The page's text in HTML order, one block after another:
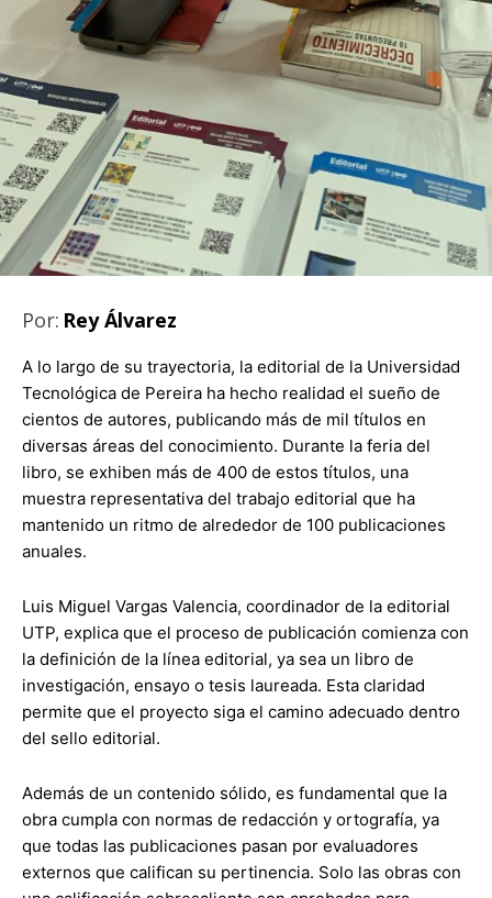
Por: Rey Álvarez
A lo largo de su trayectoria, la editorial de la Universidad
Tecnológica de Pereira ha hecho realidad el sueño de
cientos de autores, publicando más de mil títulos en
diversas áreas del conocimiento. Durante la feria del
libro, se exhiben más de 400 de estos títulos, una
muestra representativa del trabajo editorial que ha
mantenido un ritmo de alrededor de 100 publicaciones
anuales.
Luis Miguel Vargas Valencia, coordinador de la editorial
UTP, explica que el proceso de publicación comienza con
la definición de la línea editorial, ya sea un libro de
investigación, ensayo o tesis laureada. Esta claridad
permite que el proyecto siga el camino adecuado dentro
del sello editorial.
Además de un contenido sólido, es fundamental que la
obra cumpla con normas de redacción y ortografía, ya
que todas las publicaciones pasan por evaluadores
externos que califican su pertinencia. Solo las obras con